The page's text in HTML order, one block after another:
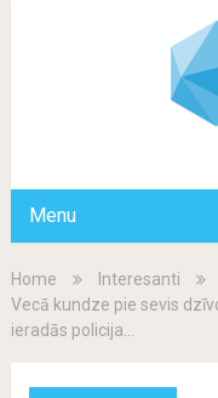
Menu
Home
Interesanti
Vecā kundze pie sevis
ieradās policija…